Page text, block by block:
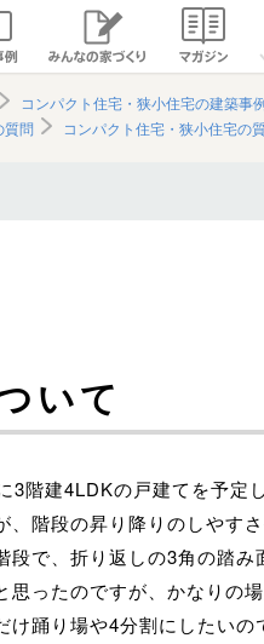
コンパクト住宅・狭小住宅の建築事
質問 コンパクト住宅・狭小住宅の
いて
3階建4LDKの戸建てを予定
、階段の昇り降りのしやす
段で、折り返しの3角の踏
思ったのですが、かなりの
け踊り場や4分割にしたい